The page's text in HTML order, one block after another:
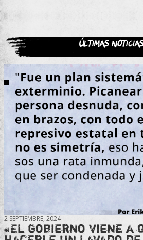
Últimas
2 SEPTIEMBRE, 2024
«El gobierno viene a